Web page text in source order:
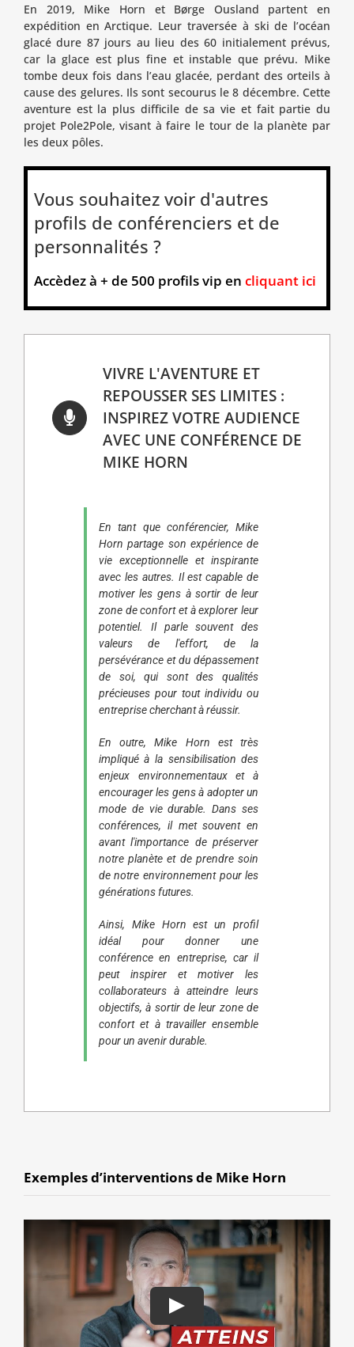
En 2019, Mike Horn et Børge Ousland partent en
expédition en Arctique. Leur traversée à ski de l’océan
glacé dure 87 jours au lieu des 60 initialement prévus,
car la glace est plus fine et instable que prévu. Mike
tombe deux fois dans l’eau glacée, perdant des orteils à
cause des gelures. Ils sont secourus le 8 décembre. Cette
aventure est la plus difficile de sa vie et fait partie du
projet Pole2Pole, visant à faire le tour de la planète par
les deux pôles.
Vous souhaitez voir d'autres
profils de conférenciers et de
personnalités ?
Accèdez à + de 500 profils vip en cliquant ici
VIVRE L'AVENTURE ET
REPOUSSER SES LIMITES :
INSPIREZ VOTRE AUDIENCE
AVEC UNE CONFÉRENCE DE
MIKE HORN
En tant que conférencier, Mike
Horn partage son expérience de
vie exceptionnelle et inspirante
avec les autres. Il est capable de
motiver les gens à sortir de leur
zone de confort et à explorer leur
potentiel. Il parle souvent des
valeurs de l'effort, de la
persévérance et du dépassement
de soi, qui sont des qualités
précieuses pour tout individu ou
entreprise cherchant à réussir.
En outre, Mike Horn est très
impliqué à la sensibilisation des
enjeux environnementaux et à
encourager les gens à adopter un
mode de vie durable. Dans ses
conférences, il met souvent en
avant l'importance de préserver
notre planète et de prendre soin
de notre environnement pour les
générations futures.
Ainsi, Mike Horn est un profil
idéal pour donner une
conférence en entreprise, car il
peut inspirer et motiver les
collaborateurs à atteindre leurs
objectifs, à sortir de leur zone de
confort et à travailler ensemble
pour un avenir durable.
Exemples d’interventions de Mike Horn